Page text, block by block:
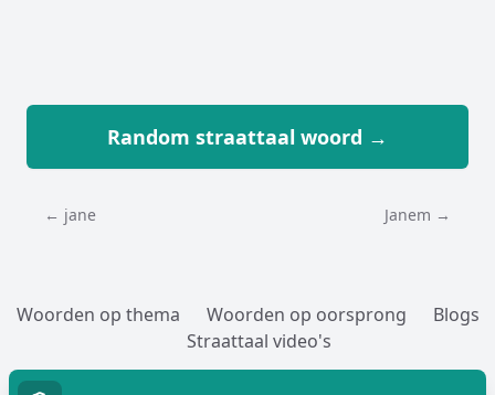
Random straattaal woord →
← jane Janem →
Woorden op thema Woorden op oorsprong
Blogs
Straattaal video's